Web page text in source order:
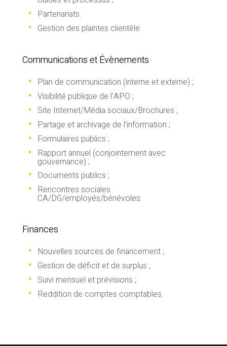
Partenariats.
Gestion des plaintes clientèle
Communications et Évènements
Plan de communication (interne et externe) ;
Visibilité publique de l’APO ;
Site Internet/Média sociaux/Brochures ;
Partage et archivage de l’information ;
Formulaires publics ;
Rapport annuel (conjointement avec
gouvernance) ;
Documents publics ;
Rencontres sociales
CA/DG/employés/bénévoles.
Finances
Nouvelles sources de financement ;
Gestion de déficit et de surplus ;
Suivi mensuel et prévisions ;
Reddition de comptes comptables.